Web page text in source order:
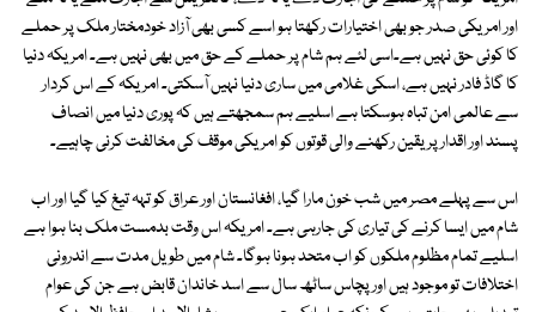
اور امریکی صدر جو بھی اختیارات رکھتا ہو اسے کسی بھی آزاد خودمختار ملک پر حملے
کا کوئی حق نہیں ہے۔اسی لئے ہم شام پر حملے کے حق میں بھی نہیں ہے۔ امریکہ دنیا
کا گاڈ فادر نہیں ہے، اسکی غلامی میں ساری دنیا نہیں آسکتی۔ امریکہ کے اس کردار
سے عالمی امن تباہ ہوسکتا ہے اسلیے ہم سمجھتے ہیں کہ پوری دنیا میں انصاف
پسند اور اقدار پر یقین رکھنے والی قوتوں کو امریکی موقف کی مخالفت کرنی چاہیے۔
اس سے پہلے مصر میں شب خون مارا گیا، افغانستان اور عراق کو تہہ تیغ کیا گیا اور اب
شام میں ایسا کرنے کی تیاری کی جارہی ہے۔ امریکہ اس وقت بدمست ملک بنا ہوا ہے
اسلیے تمام مظلوم ملکوں کو اب متحد ہونا ہوگا۔ شام میں طویل مدت سے اندرونی
اختلافات تو موجود ہیں اور پچاس ساٹھ سال سے اسد خاندان قابض ہے جن کی عوام